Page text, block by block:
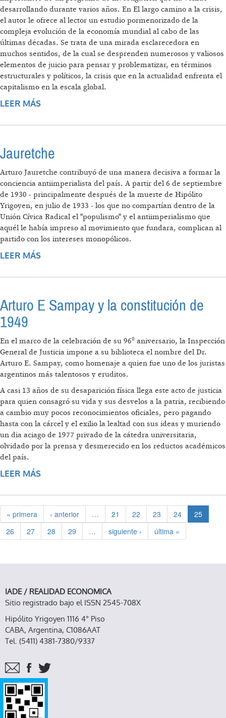
desarrollando durante varios años. En El largo camino a la crisis,
el autor le ofrece al lector un estudio pormenorizado de la
compleja evolución de la economía mundial al cabo de las
últimas décadas. Se trata de una mirada esclarecedora en
muchos sentidos, de la cual se desprenden numerosos y valiosos
elementos de juicio para pensar y problematizar, en términos
estructurales y políticos, la crisis que en la actualidad enfrenta el
capitalismo en la escala global.
LEER MÁS
Jauretche
Arturo Jauretche contribuyó de una manera decisiva a formar la
conciencia antiimperialista del país. A partir del 6 de septiembre
de 1930 - principalmente después de la muerte de Hipólito
Yrigoyen, en julio de 1933 - los que no compartían dentro de la
Unión Cívica Radical el "populismo" y el antiimperialismo que
aquél le había impreso al movimiento que fundara, complican al
partido con los intereses monopólicos.
LEER MÁS
Arturo E Sampay y la constitución de
1949
En el marco de la celebración de su 96º aniversario, la Inspección
General de Justicia impone a su biblioteca el nombre del Dr.
Arturo E. Sampay, como homenaje a quien fue uno de los juristas
argentinos más talentosos y eruditos.
A casi 13 años de su desaparición física llega este acto de justicia
para quien consagró su vida y sus desvelos a la patria, recibiendo
a cambio muy pocos reconocimientos oficiales, pero pagando
hasta con la cárcel y el exilio la lealtad con sus ideas y muriendo
un dia aciago de 1977 privado de la cátedra universitaria,
olvidado por la prensa y desmerecido en los reductos académicos
del país.
LEER MÁS
« primera ‹ anterior … 21 22 23 24
25
26
27 28 29 … siguiente › última »
IADE / REALIDAD ECONOMICA
Sitio registrado bajo el ISSN 2545-708X
Hipólito Yrigoyen 1116 4° Piso
CABA, Argentina, C1086AAT
Tel. (5411) 4381-7380/9337